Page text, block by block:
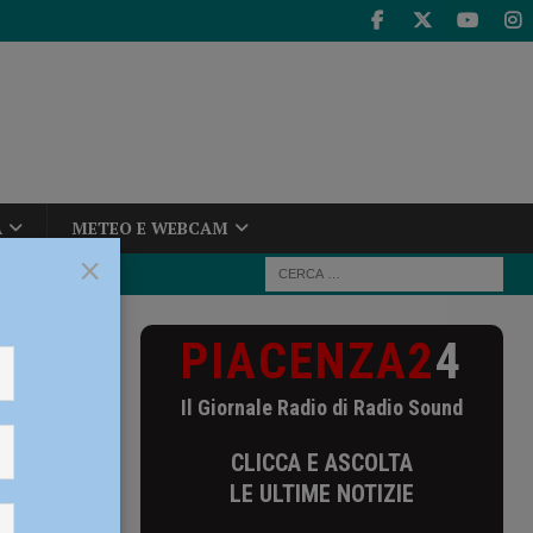
METEO E WEBCAM
Vittorino
in
PIACENZA24
Il Giornale Radio di Radio Sound
CLICCA E ASCOLTA
LE ULTIME NOTIZIE
×